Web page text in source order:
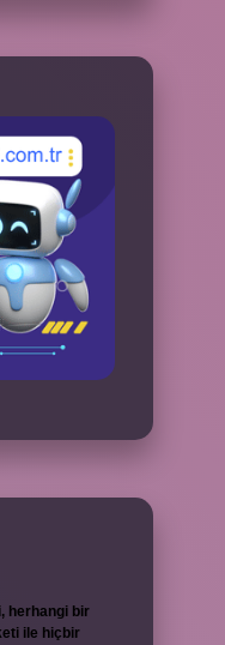
herhangi bir
ile hiçbir